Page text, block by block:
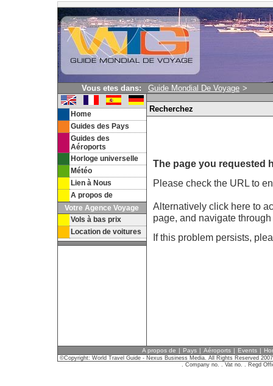
Vous etes dans: Guide Mondial De Voyage >
Home
Guides des Pays
Guides des
Aéroports
Horloge universelle
Météo
Lien à Nous
A propos de
Votre Agence Voyage
Vols à bas prix
Location de voitures
Recherchez
The page you requested
Please check the URL to
Alternatively click here to
page, and navigate
If this problem persists,
A propos de | Pays | Aéroports | Events |
©Copyright: World Travel Guide - Nexus Business Media. All Rights Reserved 2007
. Company no. . Vat no. . Regd